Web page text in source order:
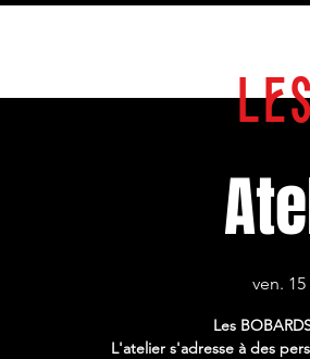
ven. 15
Les
L'atelier s'adresse à des